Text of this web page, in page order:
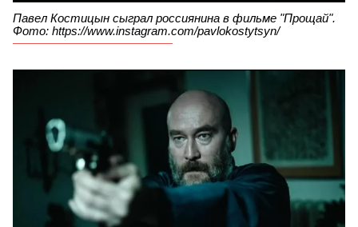
Павел Костицын сыграл россиянина в фильме "Прощай".
Фото: https://www.instagram.com/pavlokostytsyn/